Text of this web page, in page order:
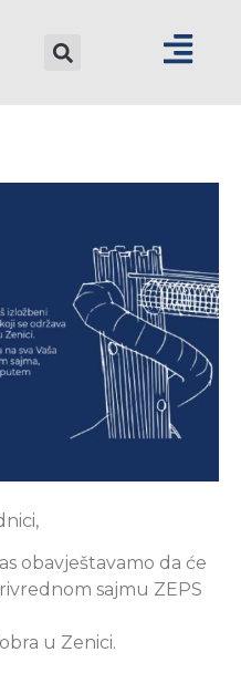
obavještavamo da će
sajmu ZEPS
u Zenici.